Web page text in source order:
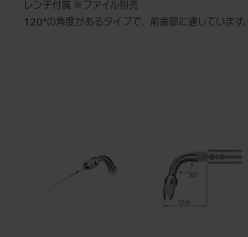
レンチ付属 ※ファイル別売
120°の角度があるタイプで、前歯部に適しています。